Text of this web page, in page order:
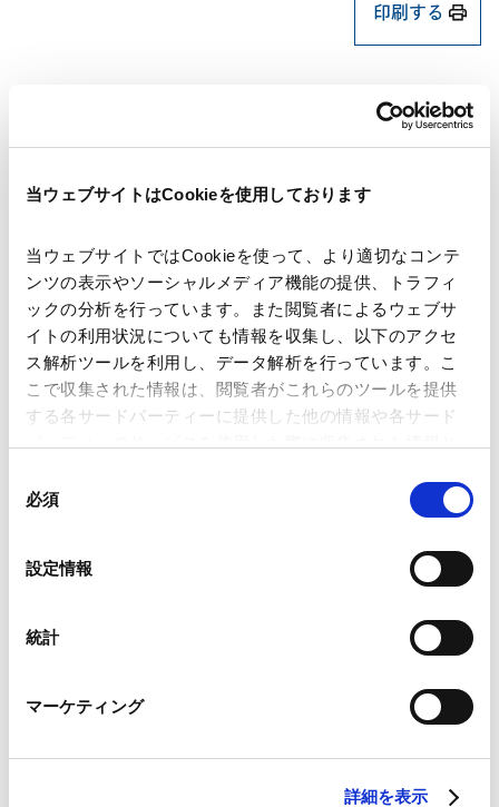
当ウェブサイトはCookieを使用しております
当ウェブサイトではCookieを使って、より適切なコンテ
ンツの表示やソーシャルメディア機能の提供、トラフィ
ックの分析を行っています。また閲覧者によるウェブサ
イトの利用状況についても情報を収集し、以下のアクセ
ス解析ツールを利用し、データ解析を行っています。こ
こで収集された情報は、閲覧者がこれらのツールを提供
する各サードパーティーに提供した他の情報や各サード
ことがあります。
Google Analytics利用規約（
Marketo
外部サイト）
LinkedIn プライバシーポリシー（
HubSpot プライバシーポリシー（外部サイト）
必須
設定情報
統計
マーケティング
詳細を表示
印刷する
著者
関連弁護士等
髙橋 玄 鈴木 洋介
出版社 BUSINESS LAWYERS
掲載誌・刊号
BUSINESS LAWYERS LIBRARY（弁護士ドットコ
ム株式会社）
業務分野
GLOBAL LAW UPDATE シンガポールの最新法制度動向
ーシンガポール重要投資審査法（Significant Invest-